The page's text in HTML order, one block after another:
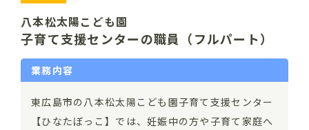
八本松太陽こども園
子育て支援センターの職員（フルパート）
業務内容
東広島市の八本松太陽こども園子育て支援センター
【ひなたぼっこ】では、妊娠中の方や子育て家庭へ